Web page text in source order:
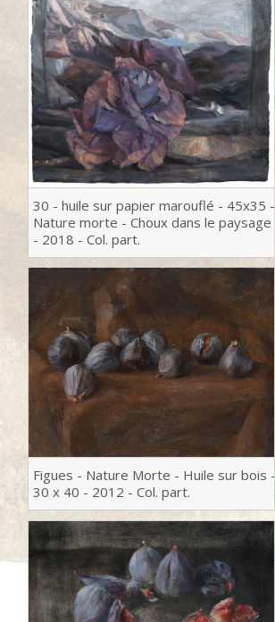
30 - huile sur papier marouflé - 45x35 -
Nature morte - Choux dans le paysage
- 2018 - Col. part.
Figues - Nature Morte - Huile sur bois -
30 x 40 - 2012 - Col. part.